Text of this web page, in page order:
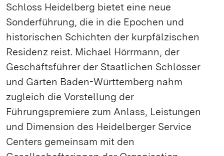
Schloss Heidelberg bietet eine neue
Sonderführung, die in die Epochen und
historischen Schichten der kurpfälzischen
Residenz reist. Michael Hörrmann, der
Geschäftsführer der Staatlichen Schlösser
und Gärten Baden-Württemberg nahm
zugleich die Vorstellung der
Führungspremiere zum Anlass, Leistungen
und Dimension des Heidelberger Service
Centers gemeinsam mit den